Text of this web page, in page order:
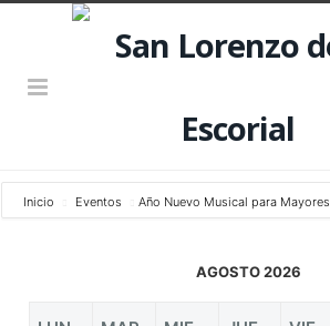
Inicio Eventos Año Nuevo Musical para Mayores
AGOSTO 2026